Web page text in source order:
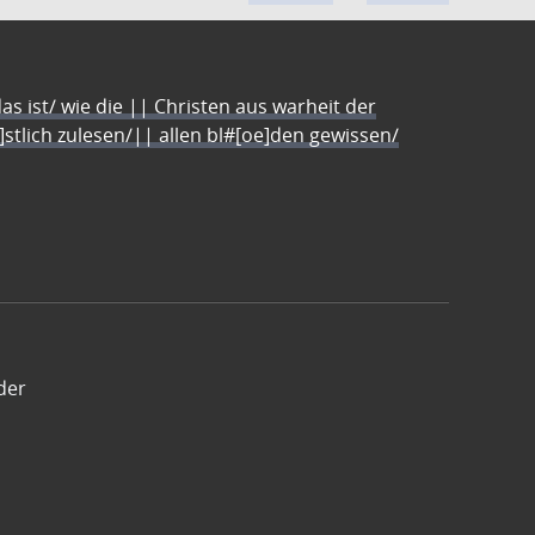
ist/ wie die || Christen aus warheit der
zulesen/|| allen bl#[oe]den gewissen/